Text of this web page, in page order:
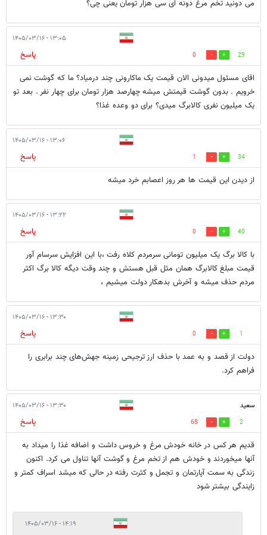
می دونید تخم مرغ دونه ای سی هزار تومان یعنی چی؟
۱۳:۰۵ - ۱۴۰۵/۰۳/۱۶
29
0
پاسخ
اقای مسئول میدونی الان قیمت یک ماکارونی چند درمیاد؟ ما که گوشت نمی
خرویم . بدون گوشت قیمتش میشه چهارصد هزار تومان برای چهار نفر . بعد تو
یک میلیون نفری کالابرگ میدی؟ برای دو وعده غذا؟
۱۳:۰۶ - ۱۴۰۵/۰۳/۱۶
34
1
پاسخ
از دیدن این قیمت ها هر روز اعصابم خرد میشه
۱۳:۲۲ - ۱۴۰۵/۰۳/۱۶
40
0
پاسخ
با کالا برگ یک میلیون تومانی سرمردم کلاه رفت ،با این افزایش سرسام آور
قیمت مبلغ کالابرگ همان مثل قبل هستش و چند وقت دیگه کالا برگ اکثر
مردم حذف میشه و آخرش بدهکار دولت میشیم ،
۱۳:۳۰ - ۱۴۰۵/۰۳/۱۶
1
0
پاسخ
دولت از قصد و به عمد با حذف ارز ترجیحی زمینه جهش‌های چند برابری را
فراهم کرد.
سعید ۱۳:۳۰ - ۱۴۰۵/۰۳/۱۶
2
68
پاسخ
قدیم هر کس در خانه خودش مرغ و خروس داشت و اضافه غذا را میداد به
آنها میخوردند و خودش هم از تخم مرغ و گوشت آنها تناول می کرد. اکنون
زندگی به سمت آپارتمان و تجمل و کثرت رفته در حالی که میشد اسراف کمتر و
زایندگی بیشتر شود
۱۴:۱۹ - ۱۴۰۵/۰۳/۱۶